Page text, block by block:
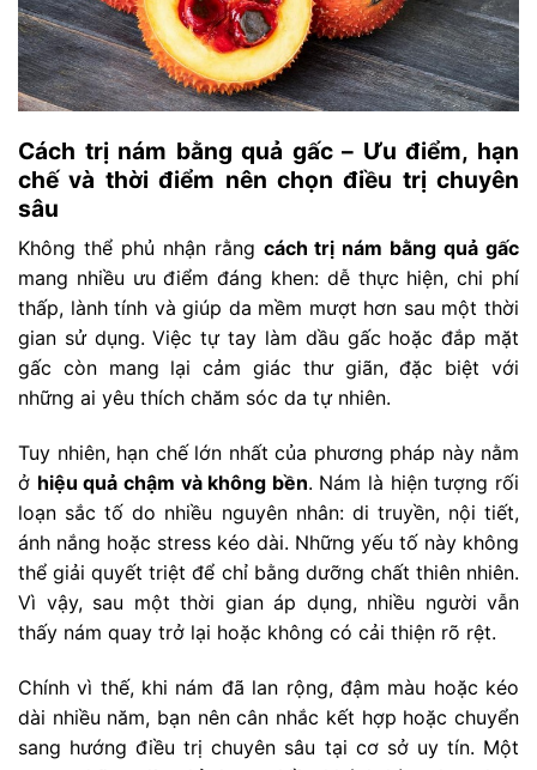
Cách trị nám bằng quả gấc – Ưu điểm, hạn
chế và thời điểm nên chọn điều trị chuyên
sâu
Không thể phủ nhận rằng cách trị nám bằng quả gấc
mang nhiều ưu điểm đáng khen: dễ thực hiện, chi phí
thấp, lành tính và giúp da mềm mượt hơn sau một thời
gian sử dụng. Việc tự tay làm dầu gấc hoặc đắp mặt
gấc còn mang lại cảm giác thư giãn, đặc biệt với
những ai yêu thích chăm sóc da tự nhiên.
Tuy nhiên, hạn chế lớn nhất của phương pháp này nằm
ở hiệu quả chậm và không bền. Nám là hiện tượng rối
loạn sắc tố do nhiều nguyên nhân: di truyền, nội tiết,
ánh nắng hoặc stress kéo dài. Những yếu tố này không
thể giải quyết triệt để chỉ bằng dưỡng chất thiên nhiên.
Vì vậy, sau một thời gian áp dụng, nhiều người vẫn
thấy nám quay trở lại hoặc không có cải thiện rõ rệt.
Chính vì thế, khi nám đã lan rộng, đậm màu hoặc kéo
dài nhiều năm, bạn nên cân nhắc kết hợp hoặc chuyển
sang hướng điều trị chuyên sâu tại cơ sở uy tín. Một